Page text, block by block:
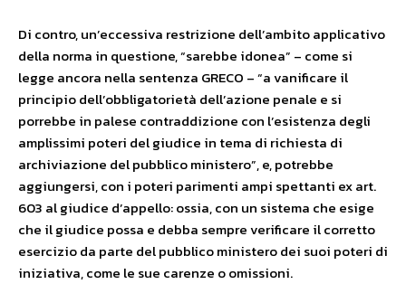
Di contro, un’eccessiva restrizione dell’ambito applicativo
della norma in questione, “sarebbe idonea” – come si
legge ancora nella sentenza GRECO – “a vanificare il
principio dell’obbligatorietà dell’azione penale e si
porrebbe in palese contraddizione con l’esistenza degli
amplissimi poteri del giudice in tema di richiesta di
archiviazione del pubblico ministero”, e, potrebbe
aggiungersi, con i poteri parimenti ampi spettanti ex art.
603 al giudice d’appello: ossia, con un sistema che esige
che il giudice possa e debba sempre verificare il corretto
esercizio da parte del pubblico ministero dei suoi poteri di
iniziativa, come le sue carenze o omissioni.